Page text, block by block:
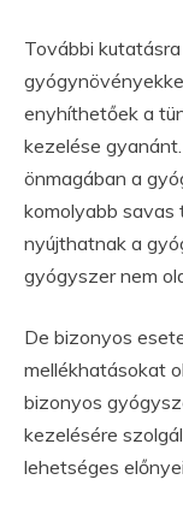
További
enyhíthetőek a
kezelése
önmagában a
komolyabb savas
nyújthatnak a
gyógyszer nem
De bizonyos
mellékhatásokat
bizonyos
kezelésére
lehetséges